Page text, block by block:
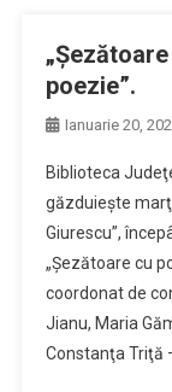
poezie”.
Ianuarie 20,
Biblioteca
găzduieşte
Giurescu”,
„Şezătoare cu
coordonat de
Jianu, Maria
Constanţa Triţă